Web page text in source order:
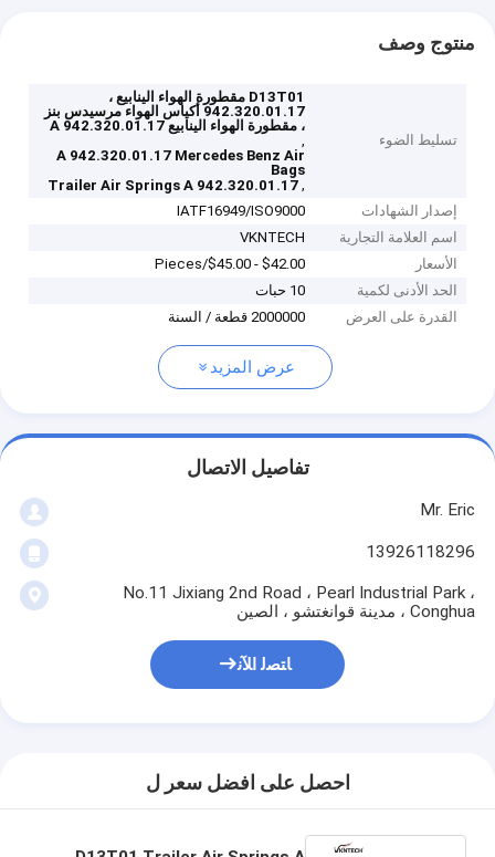
منتوج وصف
تسليط الضوء
D13T01 مقطورة الهواء الينابيع ،
942.320.01.17 أكياس الهواء مرسيدس بنز
، مقطورة الهواء الينابيع A 942.320.01.17
,
A 942.320.01.17 Mercedes Benz Air
Bags
,
Trailer Air Springs A 942.320.01.17
إصدار الشهادات
IATF16949/ISO9000
اسم العلامة التجارية
VKNTECH
الأسعار
$42.00 - $45.00/Pieces
الحد الأدنى لكمية
10 حبات
القدرة على العرض
2000000 قطعة / السنة
عرض المزيد
تفاصيل الاتصال
Mr. Eric
13926118296
No.11 Jixiang 2nd Road ، Pearl Industrial Park ،
Conghua ، مدينة قوانغتشو ، الصين
ﺎﺘﺼﻟ ﺍﻶﻧ
احصل على افضل سعر ل